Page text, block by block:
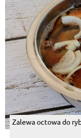
Zalewa octowa do